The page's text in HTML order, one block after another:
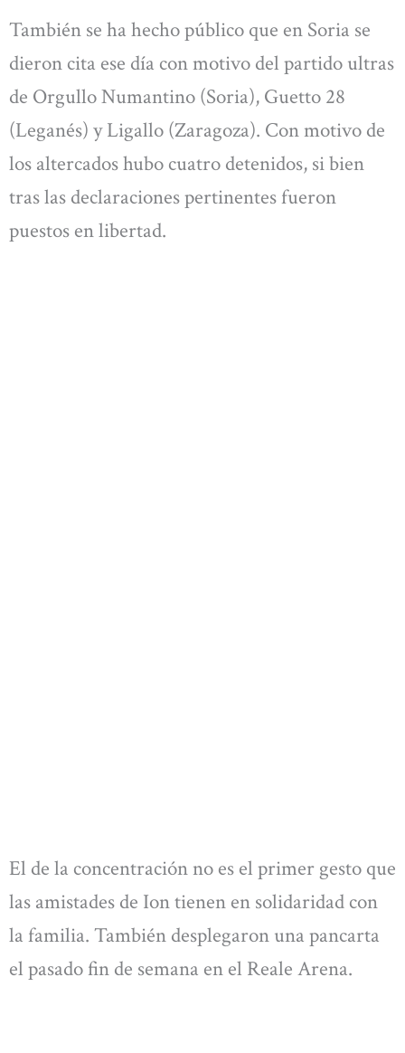
También se ha hecho público que en Soria se
dieron cita ese día con motivo del partido ultras
de Orgullo Numantino (Soria), Guetto 28
(Leganés) y Ligallo (Zaragoza). Con motivo de
los altercados hubo cuatro detenidos, si bien
tras las declaraciones pertinentes fueron
puestos en libertad.
El de la concentración no es el primer gesto que
las amistades de Ion tienen en solidaridad con
la familia. También desplegaron una pancarta
el pasado fin de semana en el Reale Arena.